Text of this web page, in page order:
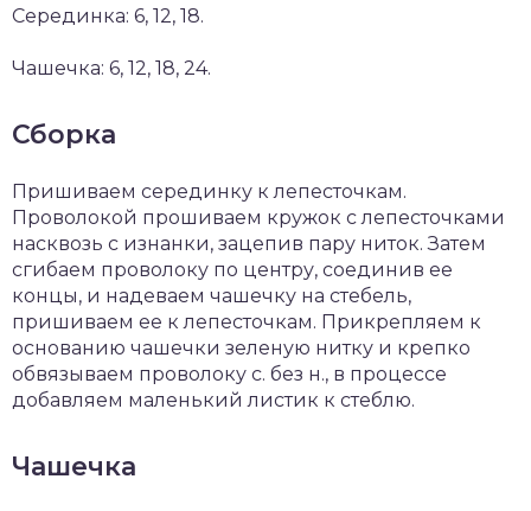
Серединка: 6, 12, 18.
Чашечка: 6, 12, 18, 24.
Сборка
Пришиваем серединку к лепесточкам.
Проволокой прошиваем кружок с лепесточками
насквозь с изнанки, зацепив пару ниток. Затем
сгибаем проволоку по центру, соединив ее
концы, и надеваем чашечку на стебель,
пришиваем ее к лепесточкам. Прикрепляем к
основанию чашечки зеленую нитку и крепко
обвязываем проволоку с. без н., в процессе
добавляем маленький листик к стеблю.
Чашечка